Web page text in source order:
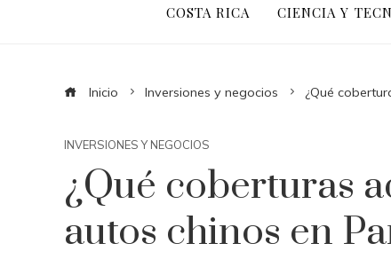
COSTA RICA CIENCIA Y
Inicio Inversiones y negocios ¿Qué
INVERSIONES Y NEGOCIOS
¿Qué coberturas
autos chinos en